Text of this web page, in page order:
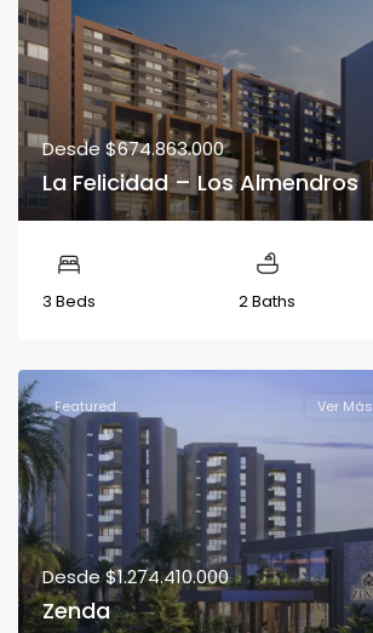
Desde$674.863.000
La Felicidad – Los Almendros
3 Beds 2 Baths
Featured Ver Más
Desde$1.274.410.000
Zenda